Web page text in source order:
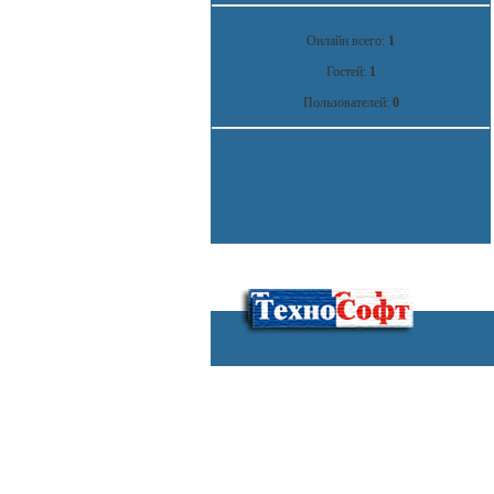
Онлайн всего: 1
Гостей: 1
Пользователей: 0